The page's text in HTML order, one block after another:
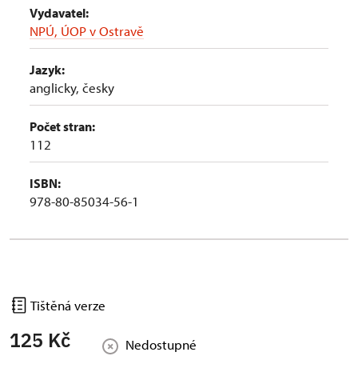
Vydavatel:
NPÚ, ÚOP v Ostravě
Jazyk:
anglicky, česky
Počet stran:
112
ISBN:
978-80-85034-56-1
Tištěná verze
125 Kč Nedostupné